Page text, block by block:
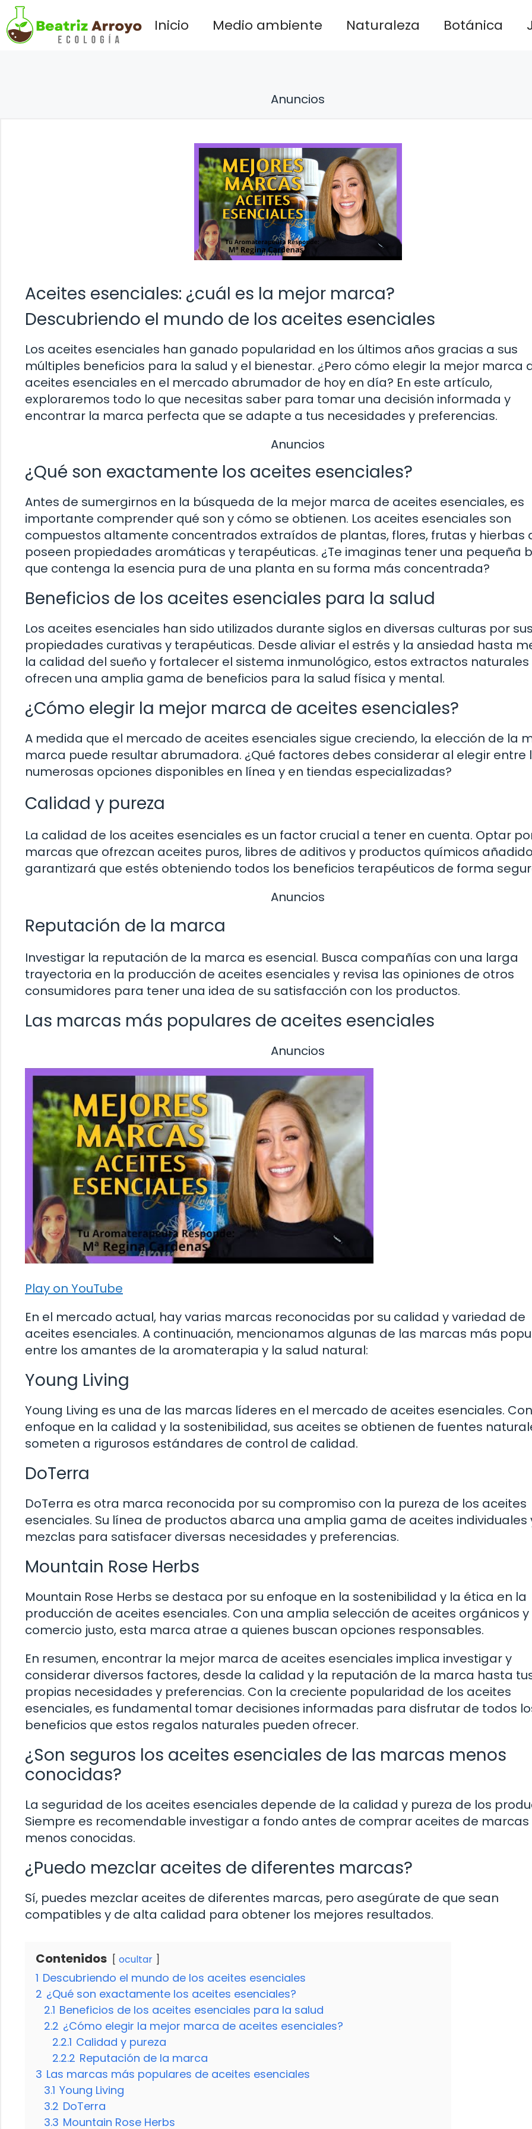
Saltar
al
contenido
Inicio Medio ambiente Naturaleza Botánica
Anuncios
Aceites esenciales: ¿cuál es la mejor marca?
Descubriendo el mundo de los aceites esenciales
Los aceites esenciales han ganado popularidad en los últimos años gracias a sus
múltiples beneficios para la salud y el bienestar. ¿Pero cómo elegir la mejor marca
aceites esenciales en el mercado abrumador de hoy en día? En este artículo,
exploraremos todo lo que necesitas saber para tomar una decisión informada y
encontrar la marca perfecta que se adapte a tus necesidades y preferencias.
Anuncios
¿Qué son exactamente los aceites esenciales?
Antes de sumergirnos en la búsqueda de la mejor marca de aceites esenciales, es
importante comprender qué son y cómo se obtienen. Los aceites esenciales son
compuestos altamente concentrados extraídos de plantas, flores, frutas y hierbas
poseen propiedades aromáticas y terapéuticas. ¿Te imaginas tener una pequeña
que contenga la esencia pura de una planta en su forma más concentrada?
Beneficios de los aceites esenciales para la salud
Los aceites esenciales han sido utilizados durante siglos en diversas culturas por sus
propiedades curativas y terapéuticas. Desde aliviar el estrés y la ansiedad hasta
la calidad del sueño y fortalecer el sistema inmunológico, estos extractos naturales
ofrecen una amplia gama de beneficios para la salud física y mental.
¿Cómo elegir la mejor marca de aceites esenciales?
A medida que el mercado de aceites esenciales sigue creciendo, la elección de la
marca puede resultar abrumadora. ¿Qué factores debes considerar al elegir entre
numerosas opciones disponibles en línea y en tiendas especializadas?
Calidad y pureza
La calidad de los aceites esenciales es un factor crucial a tener en cuenta. Optar
marcas que ofrezcan aceites puros, libres de aditivos y productos químicos
garantizará que estés obteniendo todos los beneficios terapéuticos de forma
Anuncios
Reputación de la marca
Investigar la reputación de la marca es esencial. Busca compañías con una larga
trayectoria en la producción de aceites esenciales y revisa las opiniones de otros
consumidores para tener una idea de su satisfacción con los productos.
Las marcas más populares de aceites esenciales
Anuncios
Play on YouTube
En el mercado actual, hay varias marcas reconocidas por su calidad y variedad de
aceites esenciales. A continuación, mencionamos algunas de las marcas más
entre los amantes de la aromaterapia y la salud natural:
Young Living
Young Living es una de las marcas líderes en el mercado de aceites esenciales.
enfoque en la calidad y la sostenibilidad, sus aceites se obtienen de fuentes
someten a rigurosos estándares de control de calidad.
DoTerra
DoTerra es otra marca reconocida por su compromiso con la pureza de los aceites
esenciales. Su línea de productos abarca una amplia gama de aceites individuales
mezclas para satisfacer diversas necesidades y preferencias.
Mountain Rose Herbs
Mountain Rose Herbs se destaca por su enfoque en la sostenibilidad y la ética en la
producción de aceites esenciales. Con una amplia selección de aceites orgánicos y
comercio justo, esta marca atrae a quienes buscan opciones responsables.
En resumen, encontrar la mejor marca de aceites esenciales implica investigar y
considerar diversos factores, desde la calidad y la reputación de la marca hasta
propias necesidades y preferencias. Con la creciente popularidad de los aceites
esenciales, es fundamental tomar decisiones informadas para disfrutar de todos
beneficios que estos regalos naturales pueden ofrecer.
¿Son seguros los aceites esenciales de las marcas menos
conocidas?
La seguridad de los aceites esenciales depende de la calidad y pureza de los
Siempre es recomendable investigar a fondo antes de comprar aceites de marcas
menos conocidas.
¿Puedo mezclar aceites de diferentes marcas?
Sí, puedes mezclar aceites de diferentes marcas, pero asegúrate de que sean
compatibles y de alta calidad para obtener los mejores resultados.
Contenidos ocultar
1 Descubriendo el mundo de los aceites esenciales
2 ¿Qué son exactamente los aceites esenciales?
2.1 Beneficios de los aceites esenciales para la salud
2.2 ¿Cómo elegir la mejor marca de aceites esenciales?
2.2.1 Calidad y pureza
2.2.2 Reputación de la marca
3 Las marcas más populares de aceites esenciales
3.1 Young Living
3.2 DoTerra
3.3 Mountain Rose Herbs